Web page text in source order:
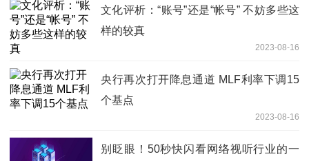
文化评析：“账号”还是“帐号” 不妨多些这
样的较真
2023-08-16
央行再次打开降息通道 MLF利率下调15
个基点
2023-08-16
别眨眼！50秒快闪看网络视听行业的一